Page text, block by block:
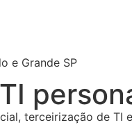
e Grande SP
terceirização de TI